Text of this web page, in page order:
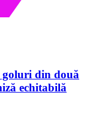
din două
echitabilă